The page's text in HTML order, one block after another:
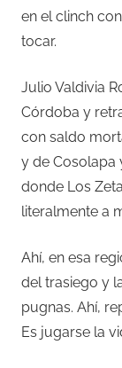
en el clinch
tocar.
Julio Valdivia
Córdoba y
con saldo
y de Cosolapa
donde Los
literalmente a
Ahí, en esa
del trasiego y
pugnas. Ahí,
Es jugarse la